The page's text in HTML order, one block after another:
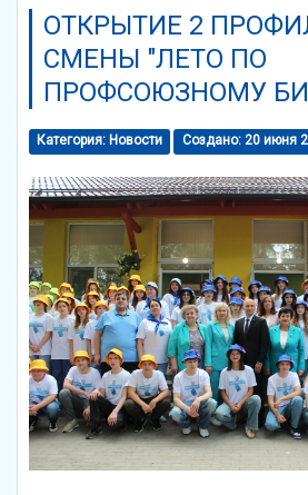
ОТКРЫТИЕ 2
СМЕНЫ "ЛЕТО ПО
ПРОФСОЮЗНОМУ
Категория: Новости Создано: 20 июня